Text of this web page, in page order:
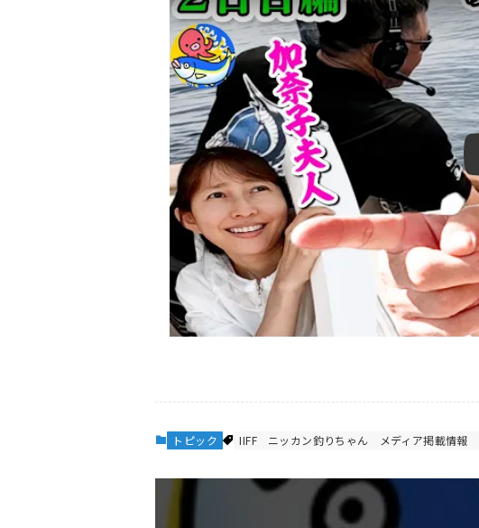
トピック IIFF ニッカン釣りちゃん メディア掲載情報